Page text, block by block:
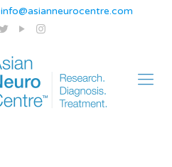
info@asianneurocentre.com